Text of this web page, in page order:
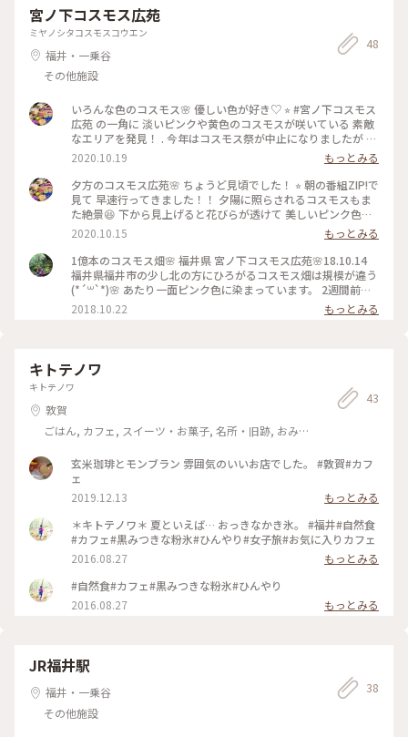
宮ノ下コスモス広苑
ミヤノシタコスモスコウエン
福井・一乗谷
その他施設
48
いろんな色のコスモス🌸 優しい色が好き♡ ⭐︎ #宮ノ下コスモス
広苑 の一角に 淡いピンクや黄色のコスモスが咲いている 素敵
なエリアを発見！ . 今年はコスモス祭が中止になりましたが 休
日はたくさんの方が訪れているようです♫ . #小さな秋 #コスモ
ス #福井 #秋の景色
2020.10.19
もっとみる
夕方のコスモス広苑🌸 ちょうど見頃でした！ ⭐︎ 朝の番組ZIP!で
見て 早速行ってきました！！ 夕陽に照らされるコスモスもま
た絶景😆 下から見上げると花びらが透けて 美しいピンク色に
✨ . TVでは7分咲きと言ってたけど 咲き終わりの花も少しあっ
たので 今が見頃かな😊 . #コスモス #小さな秋 #福井 #秋の景色
2020.10.15
もっとみる
1億本のコスモス畑🌸 福井県 宮ノ下コスモス広苑🌸18.10.14
福井県福井市の少し北の方にひろがるコスモス畑は規模が違う
(*´꒳`*)🌸 あたり一面ピンク色に染まっています。 2週間前に
見頃だったのでお早目にどうぞ。 駐車場あります。入園料とも
2018.10.22 もっとみる
キトテノワ
キトテノワ
敦賀
ごはん, カフェ, スイーツ・お菓子, 名所・旧跡, おみ
43
玄米珈琲とモンブラン 雰囲気のいいお店でした。 #敦賀#カフ
ェ
2019.12.13
もっとみる
＊キトテノワ＊ 夏といえば… おっきなかき氷。 #福井#自然食
#カフェ#黒みつきな粉氷#ひんやり#女子旅#お気に入りカフェ
2016.08.27
もっとみる
#自然食#カフェ#黒みつきな粉氷#ひんやり
2016.08.27
もっとみる
JR福井駅
福井・一乗谷
その他施設
38